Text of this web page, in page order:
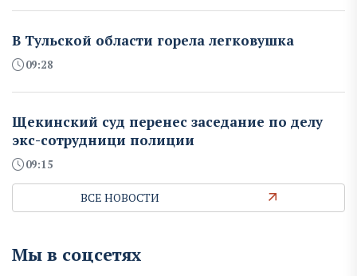
В Тульской области горела легковушка
09:28
Щекинский суд перенес заседание по делу
экс-сотрудници полиции
09:15
ВСЕ НОВОСТИ
Мы в соцсетях